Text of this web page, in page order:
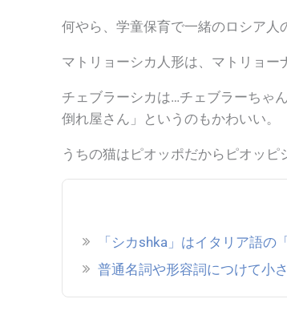
何やら、学童保育で一緒のロシア人
マトリョーシカ人形は、マトリョー
チェブラーシカは…チェブラーちゃ
倒れ屋さん」というのもかわいい。
うちの猫はピオッポだからピオッ
「シカshka」はイタリア語の
普通名詞や形容詞につけて小